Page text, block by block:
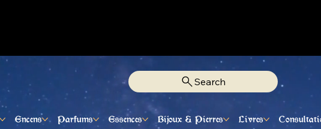
Encens Parfums Essences Bijoux & Pierres Livres
Search